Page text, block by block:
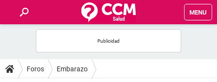
MENU
FOROS
Foros Embarazo